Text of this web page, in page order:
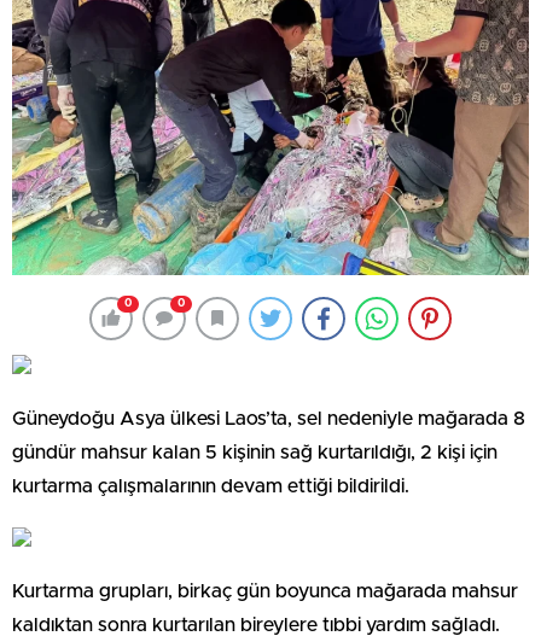
0 0
Güneydoğu Asya ülkesi Laos’ta, sel nedeniyle mağarada 8
gündür mahsur kalan 5 kişinin sağ kurtarıldığı, 2 kişi için
kurtarma çalışmalarının devam ettiği bildirildi.
Kurtarma grupları, birkaç gün boyunca mağarada mahsur
kaldıktan sonra kurtarılan bireylere tıbbi yardım sağladı.